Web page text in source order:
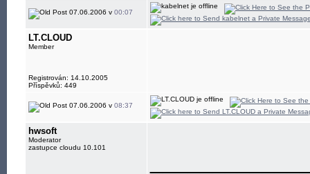
07.06.2006 v 00:07
LT.CLOUD
Member
Registrován: 14.10.2005
Příspěvků: 449
07.06.2006 v 08:37
hwsoft
Moderator
zastupce cloudu 10.101